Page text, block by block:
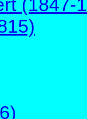
(1847-